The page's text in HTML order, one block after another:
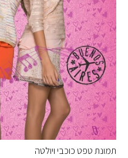
תמונת טפט כוכבי ויולטה